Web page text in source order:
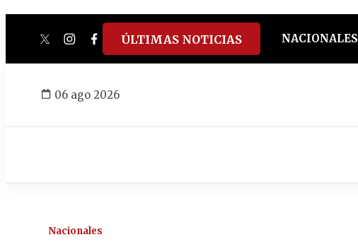
twitterinstagram
facebook
tiktokyoutube
spotify
ÚLTIMAS NOTICIAS NACIONALES
06 ago 2026
Nacionales